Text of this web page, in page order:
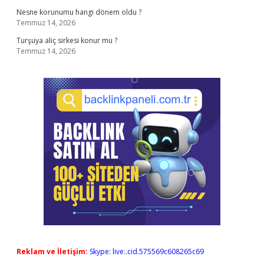
Nesne korunumu hangi dönem oldu ?
Temmuz 14, 2026
Turşuya alıç sirkesi konur mu ?
Temmuz 14, 2026
Reklam ve İletişim: Skype: live:.cid.575569c608265c69